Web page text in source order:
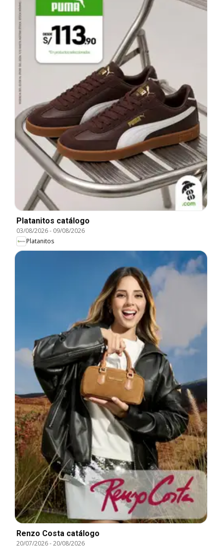
Platanitos catálogo
03/08/2026- 09/08/2026
Platanitos
Renzo Costa catálogo
20/07/2026-20/08/2026